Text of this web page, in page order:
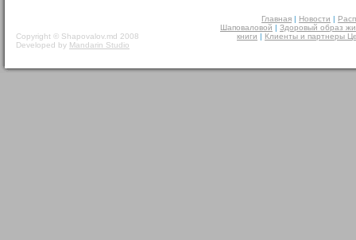
Copyright © Shapovalov.md 2008
Developed by Mandarin Studio
Главная | Новости |
Шаповаловой | Здоровый образ
книги | Клиенты и партнеры